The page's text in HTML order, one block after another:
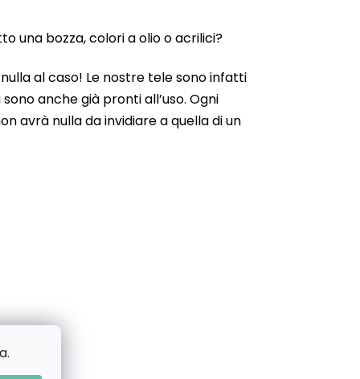
una bozza, colori a olio o acrilici?
al caso! Le nostre tele sono infatti
anche già pronti all’uso. Ogni
avrà nulla da invidiare a quella di un